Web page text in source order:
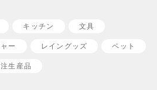
キッチン 文具
ー レイングッズ ペット
生産品